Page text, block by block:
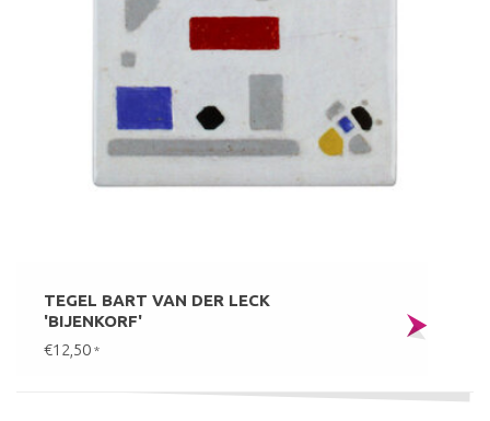
TEGEL BART VAN DER LECK
'BIJENKORF'
€12,50 *